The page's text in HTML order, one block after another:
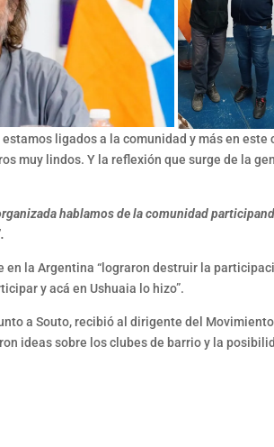
ligados a la comunidad y más en
muy lindos. Y la reflexión que surge de la
hablamos de la comunidad
la Argentina “lograron destruir la
y acá en Ushuaia lo hizo”.
a Souto, recibió al dirigente del
ideas sobre los clubes de barrio y la